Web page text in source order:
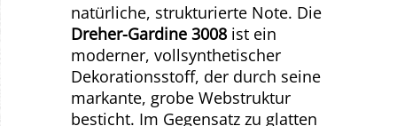
natürliche, strukturierte Note. Die
Dreher-Gardine 3008 ist ein
moderner, vollsynthetischer
Dekorationsstoff, der durch seine
markante, grobe Webstruktur
besticht. Im Gegensatz zu glatten